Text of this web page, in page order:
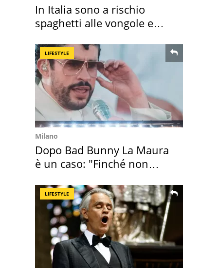
In Italia sono a rischio
spaghetti alle vongole e
LIFESTYLE
Milano
Dopo Bad Bunny La Maura
è un caso: "Finché non
LIFESTYLE